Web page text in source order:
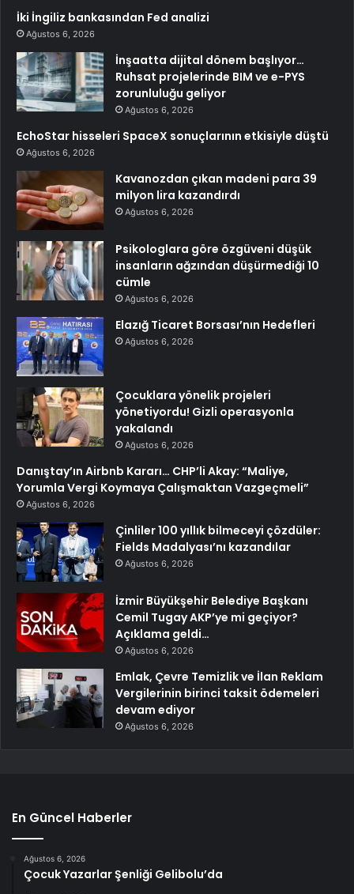
İki İngiliz bankasından Fed analizi
Ağustos 6, 2026
İnşaatta dijital dönem başlıyor…
Ruhsat projelerinde BIM ve e-PYS
zorunluluğu geliyor
Ağustos 6, 2026
EchoStar hisseleri SpaceX sonuçlarının etkisiyle düştü
Ağustos 6, 2026
Kavanozdan çıkan madeni para 39
milyon lira kazandırdı
Ağustos 6, 2026
Psikologlara göre özgüveni düşük
insanların ağzından düşürmediği 10
cümle
Ağustos 6, 2026
Elazığ Ticaret Borsası’nın Hedefleri
Ağustos 6, 2026
Çocuklara yönelik projeleri
yönetiyordu! Gizli operasyonla
yakalandı
Ağustos 6, 2026
Danıştay’ın Airbnb Kararı… CHP’li Akay: “Maliye,
Yorumla Vergi Koymaya Çalışmaktan Vazgeçmeli”
Ağustos 6, 2026
Çinliler 100 yıllık bilmeceyi çözdüler:
Fields Madalyası’nı kazandılar
Ağustos 6, 2026
İzmir Büyükşehir Belediye Başkanı
Cemil Tugay AKP’ye mi geçiyor?
Açıklama geldi…
Ağustos 6, 2026
Emlak, Çevre Temizlik ve İlan Reklam
Vergilerinin birinci taksit ödemeleri
devam ediyor
Ağustos 6, 2026
En Güncel Haberler
Ağustos 6, 2026
Çocuk Yazarlar Şenliği Gelibolu’da